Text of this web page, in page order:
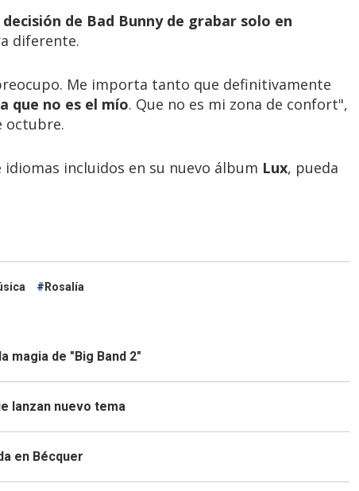
de Bad Bunny de grabar solo en
diferente.
Me importa tanto que definitivamente
que no es el mío. Que no es mi zona de confort",
octubre.
incluidos en su nuevo álbum Lux, pueda
Rosalía
magia de "Big Band 2"
lanzan nuevo tema
en Bécquer